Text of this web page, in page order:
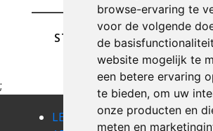
browse-ervaring te
voor de volgende
de
website mogelijk te
een betere ervaring
te bieden, om uw
onze producten en
meten en
STUREN
;
LEEGMAKEN LEEGMAKEN